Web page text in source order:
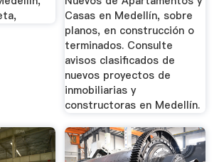
Casas en Medellín, sobre
planos, en construcción o
terminados. Consulte
avisos clasificados de
nuevos proyectos de
inmobiliarias y
constructoras en Medellín.